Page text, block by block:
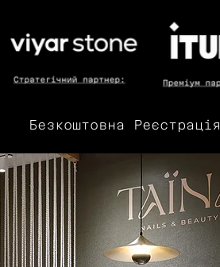
Безкоштовна Реєстрація